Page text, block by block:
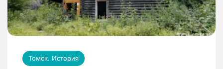
Томск. История